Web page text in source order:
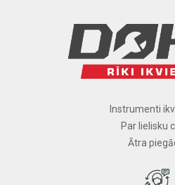
Instrumenti
Par lielisku
Ātra